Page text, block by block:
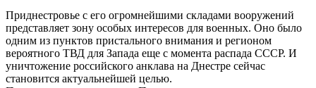
Приднестровье с его огромнейшими складами вооружений
представляет зону особых интересов для военных. Оно было
одним из пунктов пристального внимания и регионом
вероятного ТВД для Запада еще с момента распада СССР. И
уничтожение российского анклава на Днестре сейчас
становится актуальнейшей целью.